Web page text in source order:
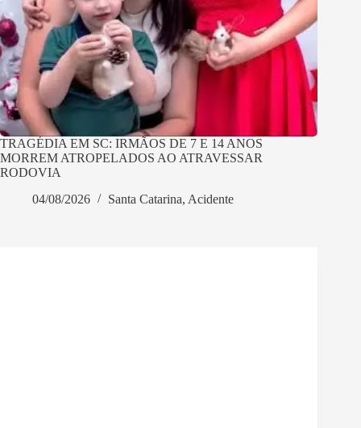
TRAGÉDIA EM SC: IRMÃOS DE 7 E 14 ANOS
MORREM ATROPELADOS AO ATRAVESSAR
RODOVIA
04/08/2026
Santa Catarina, Acidente